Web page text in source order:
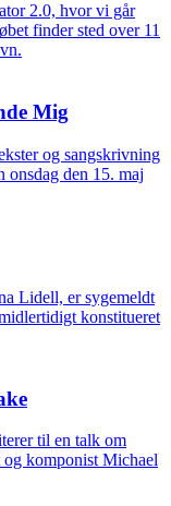
2.0, hvor vi går
finder sted over 11
Mig
og sangskrivning
onsdag den 15. maj
Lidell, er sygemeldt
konstitueret
til en talk om
og komponist Michael